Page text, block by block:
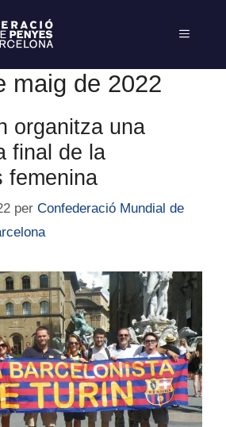
maig de 2022
organitza una
final de la
femenina
per Confederació Mundial de